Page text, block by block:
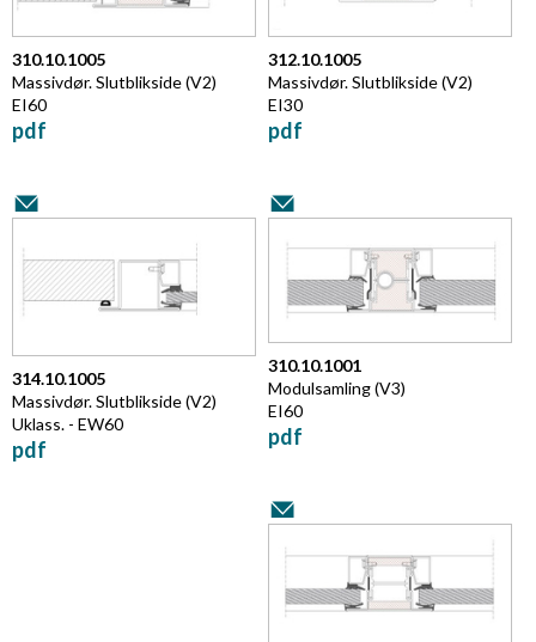
310.10.1005
Massivdør. Slutblikside (V2)
EI60
pdf
312.10.1005
Massivdør. Slutblikside (V2)
EI30
pdf
314.10.1005
Massivdør. Slutblikside (V2)
Uklass. - EW60
pdf
310.10.1001
Modulsamling (V3)
EI60
pdf